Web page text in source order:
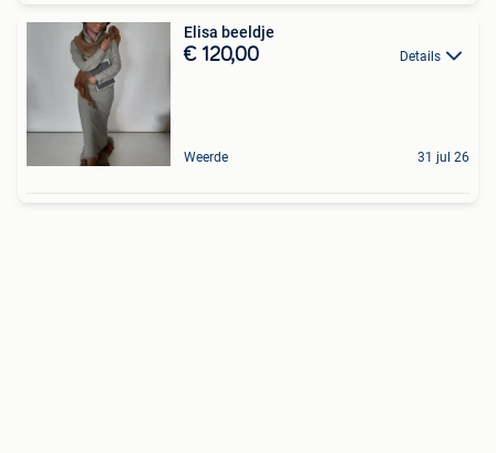
Elisa beeldje
€ 120,00 Details
Weerde 31 jul 26